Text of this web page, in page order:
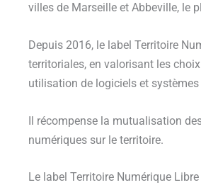
villes de Marseille et Abbeville, le
Depuis 2016, le label Territoire
territoriales, en valorisant les
utilisation de logiciels et
Il récompense la mutualisation
numériques sur le territoire.
Le label Territoire Numérique